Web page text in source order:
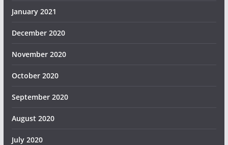
January 2021
December 2020
November 2020
October 2020
September 2020
August 2020
July 2020